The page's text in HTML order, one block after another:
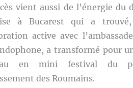
vient aussi de l’énergie du
à Bucarest qui a
active avec
a transformé pour
en mini festival du
des Roumains.